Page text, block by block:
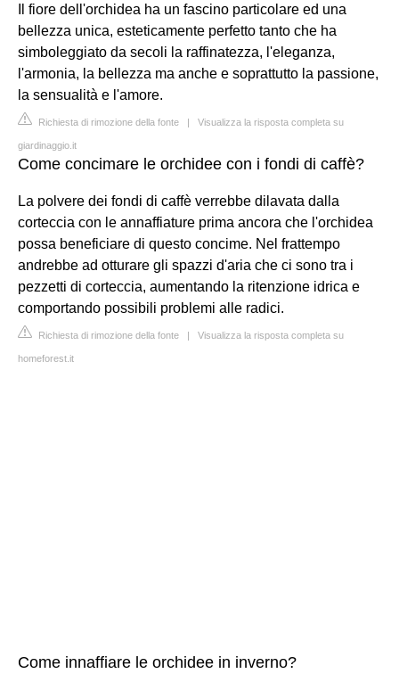
Il fiore dell'orchidea ha un fascino particolare ed una
bellezza unica, esteticamente perfetto tanto che ha
simboleggiato da secoli la raffinatezza, l'eleganza,
l'armonia, la bellezza ma anche e soprattutto la passione,
la sensualità e l'amore.
Richiesta di rimozione della fonte | Visualizza la risposta completa su
giardinaggio.it
Come concimare le orchidee con i fondi di caffè?
La polvere dei fondi di caffè verrebbe dilavata dalla
corteccia con le annaffiature prima ancora che l'orchidea
possa beneficiare di questo concime. Nel frattempo
andrebbe ad otturare gli spazzi d'aria che ci sono tra i
pezzetti di corteccia, aumentando la ritenzione idrica e
comportando possibili problemi alle radici.
Richiesta di rimozione della fonte | Visualizza la risposta completa su
homeforest.it
Come innaffiare le orchidee in inverno?